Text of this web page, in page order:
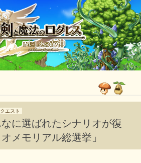
クエスト
なに選ばれたシナリオが復
メモリアル総選挙」